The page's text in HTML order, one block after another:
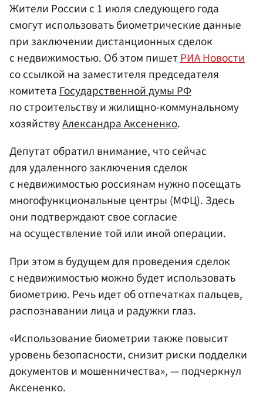
Жители России с 1 июля следующего года
смогут использовать биометрические данные
при заключении дистанционных сделок
с недвижимостью. Об этом пишетРИА Новости
со ссылкой на заместителя председателя
комитетаГосударственной думы РФ
по строительству и жилищно-коммунальному
хозяйствуАлександра Аксененко.
Депутат обратил внимание, что сейчас
для удаленного заключения сделок
с недвижимостью россиянам нужно посещать
многофункциональные центры (МФЦ). Здесь
они подтверждают свое согласие
на осуществление той или иной операции.
При этом в будущем для проведения сделок
с недвижимостью можно будет использовать
биометрию. Речь идет об отпечатках пальцев,
распознавании лица и радужки глаз.
«Использование биометрии также повысит
уровень безопасности, снизит риски подделки
документов и мошенничества», — подчеркнул
Аксененко.